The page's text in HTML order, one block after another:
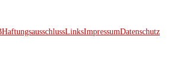
HaftungsausschlussLinksImpressumDatenschutz